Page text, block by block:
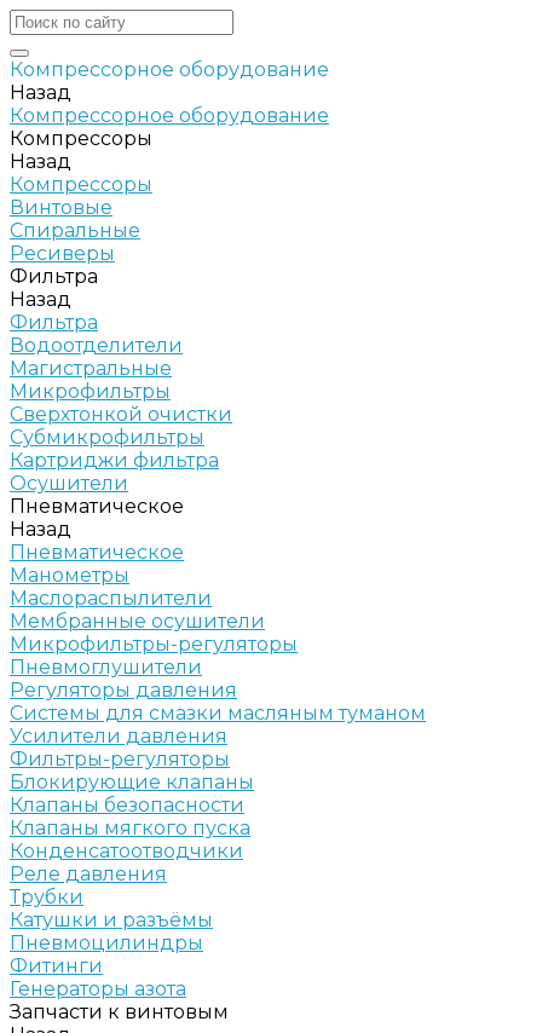
Компрессорное оборудование
Назад
Компрессорное оборудование
Компрессоры
Назад
Компрессоры
Винтовые
Спиральные
Ресиверы
Фильтра
Назад
Фильтра
Водоотделители
Магистральные
Микрофильтры
Сверхтонкой очистки
Субмикрофильтры
Картриджи фильтра
Осушители
Пневматическое
Назад
Пневматическое
Манометры
Маслораспылители
Мембранные осушители
Микрофильтры-регуляторы
Пневмоглушители
Регуляторы давления
Системы для смазки масляным туманом
Усилители давления
Фильтры-регуляторы
Блокирующие клапаны
Клапаны безопасности
Клапаны мягкого пуска
Конденсатоотводчики
Реле давления
Трубки
Катушки и разъёмы
Пневмоцилиндры
Фитинги
Генераторы азота
Запчасти к винтовым